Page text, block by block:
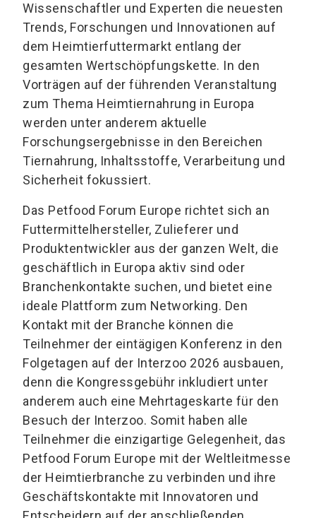
Wissenschaftler und Experten die neuesten
Trends, Forschungen und Innovationen auf
dem Heimtierfuttermarkt entlang der
gesamten Wertschöpfungskette. In den
Vorträgen auf der führenden Veranstaltung
zum Thema Heimtiernahrung in Europa
werden unter anderem aktuelle
Forschungsergebnisse in den Bereichen
Tiernahrung, Inhaltsstoffe, Verarbeitung und
Sicherheit fokussiert.
Das Petfood Forum Europe richtet sich an
Futtermittelhersteller, Zulieferer und
Produktentwickler aus der ganzen Welt, die
geschäftlich in Europa aktiv sind oder
Branchenkontakte suchen, und bietet eine
ideale Plattform zum Networking. Den
Kontakt mit der Branche können die
Teilnehmer der eintägigen Konferenz in den
Folgetagen auf der Interzoo 2026 ausbauen,
denn die Kongressgebühr inkludiert unter
anderem auch eine Mehrtageskarte für den
Besuch der Interzoo. Somit haben alle
Teilnehmer die einzigartige Gelegenheit, das
Petfood Forum Europe mit der Weltleitmesse
der Heimtierbranche zu verbinden und ihre
Geschäftskontakte mit Innovatoren und